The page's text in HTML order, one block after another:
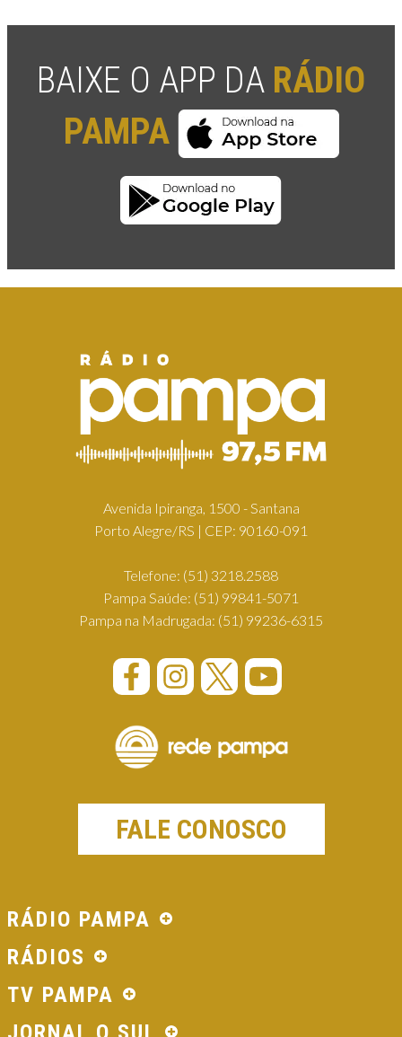
BAIXE O APP DA RÁDIO
PAMPA
Avenida Ipiranga, 1500 - Santana
Porto Alegre/RS | CEP: 90160-091
Telefone: (51) 3218.2588
Pampa Saúde: (51) 99841-5071
Pampa na Madrugada: (51) 99236-6315
FALE CONOSCO
RÁDIO PAMPA
RÁDIOS
TV PAMPA